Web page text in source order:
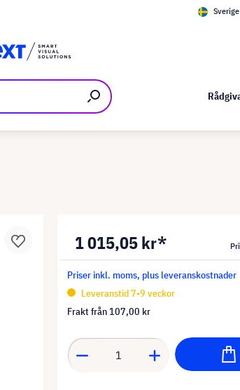
1 015,05 kr*
Priser inkl. moms, plus leveranskostnader
Leveranstid 7-9 veckor
Frakt från 107,00 kr